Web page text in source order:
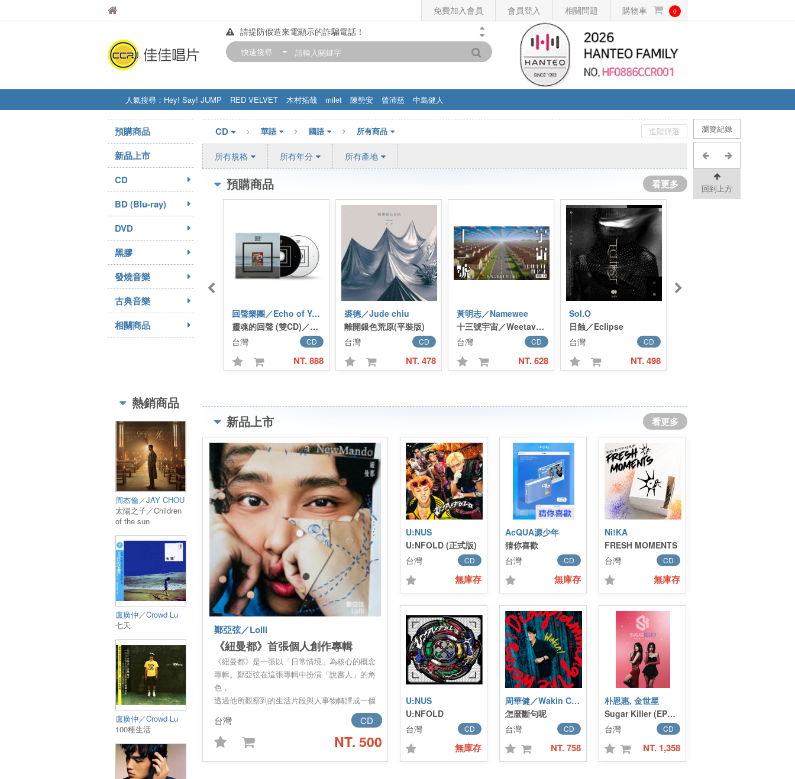
免費加入會員 會員登入 相關問題 購物車 0
佳佳唱片
請提防假造來電顯示的詐騙電話！
【中華門市營業時間調整公告】
快速搜尋
人氣搜尋： Hey! Say! JUMP RED VELVET 木村拓哉 milet 陳勢安 曾沛慈
中島健人
STRAY KIDS
盧廣仲 周杰伦
瀏覽紀錄
回到上方
預購商品
新品上市
CD
BD (Blu-ray)
DVD
黑膠
發燒音樂
古典音樂
相關商品
熱銷商品
周杰倫／JAY CHOU
太陽之子／Children
of the sun
盧廣仲／Crowd Lu
七天
盧廣仲／Crowd Lu
100種生活
進階篩選
CD 華語 國語 所有商品
所有規格 所有年分 所有產地
看更多
預購商品
回聲樂團／Echo of Your Soul
靈魂的回聲 (雙CD)／Echo of Your Soul (2CD)
CD
台灣
NT. 888
裘德／Jude chiu
離開銀色荒原(平裝版)
CD
台灣
NT. 478
黃明志／Namewee
十三號宇宙／Weetaverse
CD
台灣
NT. 628
Sol.O
日蝕／Eclipse
CD
台灣
NT. 498
看更多
新品上市
鄭亞弦／Lolli
《紐曼都》首張個人創作專輯
《紐曼都》是一張以「日常情境」為核心的概念
專輯。鄭亞弦在這張專輯中扮演「說書人」的角
色，
透過他所觀察到的生活片段與人事物轉譯成一個
個的故事，描繪當代年輕世代在日常生活中的各
種日常片段——通勤、深夜、街道、下雨、房間
裡的燈光，以一種療癒的方式陪伴，在各種生活
面向中，與環境溝通，也與自己對話。
CD
台灣
NT. 500
U:NUS
U:NFOLD (正式版)
CD
台灣
無庫存
AcQUA源少年
猜你喜歡
CD
台灣
無庫存
Ni!KA
FRESH MOMENTS
CD
台灣
無庫存
U:NUS
U:NFOLD
CD
台灣
無庫存
周華健／Wakin Chau
怎麼斷句呢
CD
台灣
NT. 758
朴恩惠, 金世星
Sugar Killer (EP豪華週邊套裝甜魅盒)
CD
台灣
NT. 1,358